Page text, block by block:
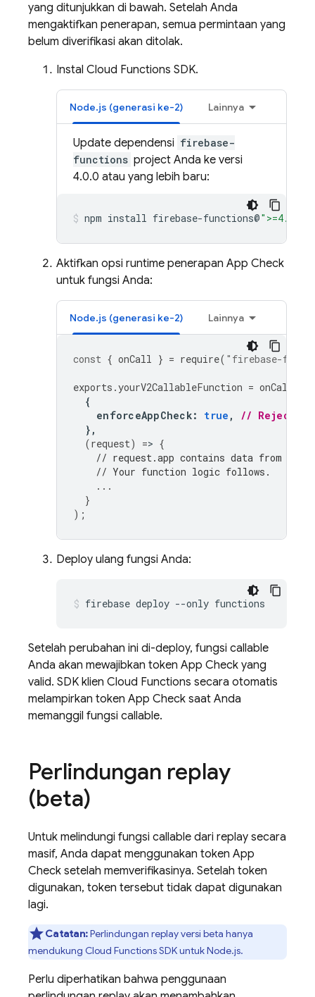
yang ditunjukkan di bawah. Setelah Anda
mengaktifkan penerapan, semua permintaan yang
belum diverifikasi akan ditolak.
Instal Cloud Functions SDK.
Node.js (generasi ke-2) Lainnya
Update dependensi firebase-
functions project Anda ke versi
4.0.0 atau yang lebih baru:
npm install firebase-functions@">=4.0.0"
Aktifkan opsi runtime penerapan App Check
untuk fungsi Anda:
Node.js (generasi ke-2) Lainnya
const { onCall } = require( "firebase-
exports .yourV2CallableFunction = onCall
{
enforceAppCheck: true ,
// Reject
},
(request) => {
// request.app contains data from App
// Your function logic follows.
...
}
);
Deploy ulang fungsi Anda:
Setelah perubahan ini di-deploy, fungsi callable
Anda akan mewajibkan token App Check yang
valid. SDK klien Cloud Functions secara otomatis
melampirkan token App Check saat Anda
memanggil fungsi callable.
Perlindungan replay
(beta)
Untuk melindungi fungsi callable dari replay secara
masif, Anda dapat menggunakan token App
Check setelah memverifikasinya. Setelah token
digunakan, token tersebut tidak dapat digunakan
lagi.
Catatan:Perlindungan replay versi beta hanya
mendukung Cloud Functions SDK untuk Node.js.
Perlu diperhatikan bahwa penggunaan